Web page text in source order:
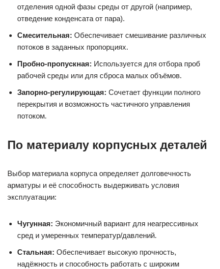
отделения одной фазы среды от другой (например,
отведение конденсата от пара).
Смесительная: Обеспечивает смешивание различных
потоков в заданных пропорциях.
Пробно-пропускная: Используется для отбора проб
рабочей среды или для сброса малых объёмов.
Запорно-регулирующая: Сочетает функции полного
перекрытия и возможность частичного управления
потоком.
По материалу корпусных деталей
Выбор материала корпуса определяет долговечность
арматуры и её способность выдерживать условия
эксплуатации:
Чугунная: Экономичный вариант для неагрессивных
сред и умеренных температур/давлений.
Стальная: Обеспечивает высокую прочность,
надёжность и способность работать с широким